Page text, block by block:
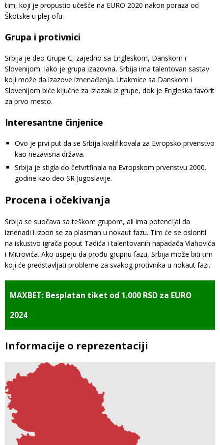
tim, koji je propustio učešće na EURO 2020 nakon poraza od
Škotske u plej-ofu.
Grupa i protivnici
Srbija je deo Grupe C, zajedno sa Engleskom, Danskom i
Slovenijom. Iako je grupa izazovna, Srbija ima talentovan sastav
koji može da izazove iznenađenja. Utakmice sa Danskom i
Slovenijom biće ključne za izlazak iz grupe, dok je Engleska favorit
za prvo mesto.
Interesantne činjenice
Ovo je prvi put da se Srbija kvalifikovala za Evropsko prvenstvo
kao nezavisna država.
Srbija je stigla do četvrtfinala na Evropskom prvenstvu 2000.
godine kao deo SR Jugoslavije.
Procena i očekivanja
Srbija se suočava sa teškom grupom, ali ima potencijal da
iznenadi i izbori se za plasman u nokaut fazu. Tim će se osloniti
na iskustvo igrača poput Tadića i talentovanih napadača Vlahovića
i Mitrovića. Ako uspeju da prođu grupnu fazu, Srbija može biti tim
koji će predstavljati probleme za svakog protivnika u nokaut fazi.
MAXBET: Besplatan tiket od 1.000 RSD za EURO
2024
Informacije o reprezentaciji